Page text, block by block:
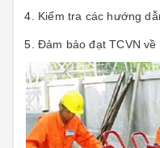
Kiểm tra các hướng
Đảm bảo đạt TCVN